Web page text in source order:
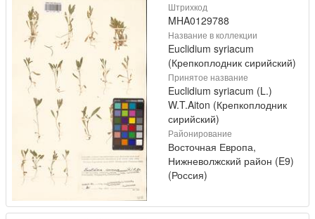
Штрихкод
MHA0129788
Название в коллекции
Euclidium syriacum
(Крепкоплодник сирийский)
Принятое название
Euclidium syriacum (L.)
W.T.Aiton (Крепкоплодник
сирийский)
Районирование
Восточная Европа,
Нижневолжский район (E9)
(Россия)